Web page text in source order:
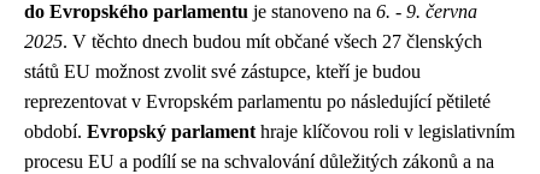
do Evropského parlamentu je stanoveno na 6. - 9. června
2025. V těchto dnech budou mít občané všech 27 členských
států EU možnost zvolit své zástupce, kteří je budou
reprezentovat v Evropském parlamentu po následující pětileté
období. Evropský parlament hraje klíčovou roli v legislativním
procesu EU a podílí se na schvalování důležitých zákonů a na